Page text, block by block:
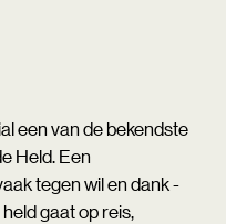
een van de bekendste
Held. Een
tegen wil en dank -
gaat op reis,